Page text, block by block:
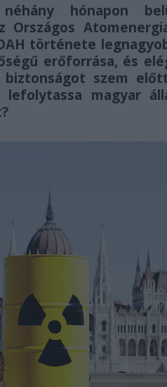
hónapon
Országos
története
erőforrása, és
szem
lefolytassa magyar